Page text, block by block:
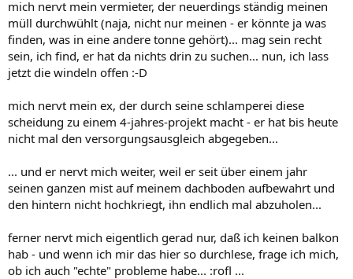
mich nervt mein vermieter, der neuerdings ständig meinen
müll durchwühlt (naja, nicht nur meinen - er könnte ja was
finden, was in eine andere tonne gehört)... mag sein recht
sein, ich find, er hat da nichts drin zu suchen... nun, ich lass
jetzt die windeln offen :-D
mich nervt mein ex, der durch seine schlamperei diese
scheidung zu einem 4-jahres-projekt macht - er hat bis heute
nicht mal den versorgungsausgleich abgegeben...
... und er nervt mich weiter, weil er seit über einem jahr
seinen ganzen mist auf meinem dachboden aufbewahrt und
den hintern nicht hochkriegt, ihn endlich mal abzuholen...
ferner nervt mich eigentlich gerad nur, daß ich keinen balkon
hab - und wenn ich mir das hier so durchlese, frage ich mich,
ob ich auch "echte" probleme habe... :rofl ...